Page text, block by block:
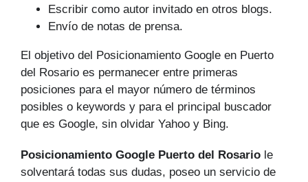
Escribir como autor invitado en otros blogs.
Envío de notas de prensa.
El objetivo del Posicionamiento Google en Puerto
del Rosario es permanecer entre primeras
posiciones para el mayor número de tér­minos
posibles o keywords y para el principal buscador
que es Google, sin olvidar Yahoo y Bing.
Posicionamiento Google Puerto del Rosario le
solventará todas sus dudas, poseo un servicio de